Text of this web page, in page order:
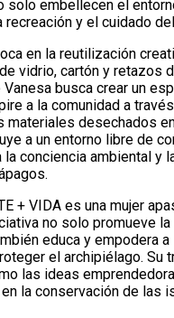
solo embellecen el
recreación y el cuidado
en la reutilización
vidrio, cartón y retazos
busca crear un
a la comunidad a
materiales desechados
a un entorno libre de
conciencia ambiental y
+ VIDA es una mujer
no solo promueve
educa y empodera a
el archipiélago. Su
las ideas
la conservación de las